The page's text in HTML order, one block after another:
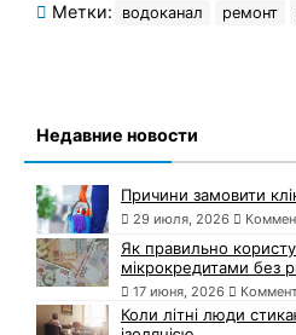
Метки: водоканал ремонт
Недавние новости
Причини замовити
29 июля, 2026
Як правильно
мікрокредитами без
17 июня, 2026
Коли літні люди